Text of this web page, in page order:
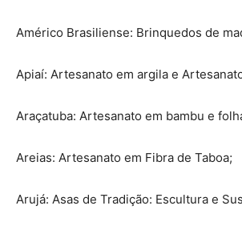
Américo Brasiliense: Brinquedos de
Apiaí: Artesanato em argila e
Araçatuba: Artesanato em bambu e
Areias: Artesanato em Fibra de Taboa;
Arujá: Asas de Tradição: Escultura e